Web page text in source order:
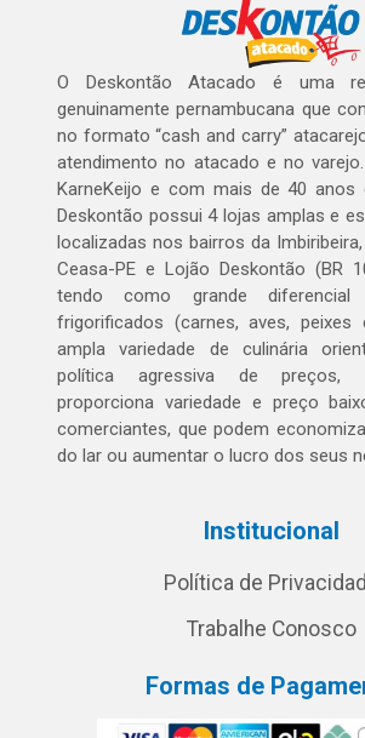
O Deskontão Atacado é uma
genuinamente pernambucana que
no formato “cash and carry”
atendimento no atacado e no
KarneKeijo e com mais de 40 anos
Deskontão possui 4 lojas amplas e
localizadas nos bairros da
Ceasa-PE e Lojão Deskontão (BR
tendo como grande
frigorificados (carnes, aves,
ampla variedade de culinária
política agressiva de preços,
proporciona variedade e preço
comerciantes, que podem
do lar ou aumentar o lucro dos seus
Institucional
Política de
Trabalhe Conosco
Formas de